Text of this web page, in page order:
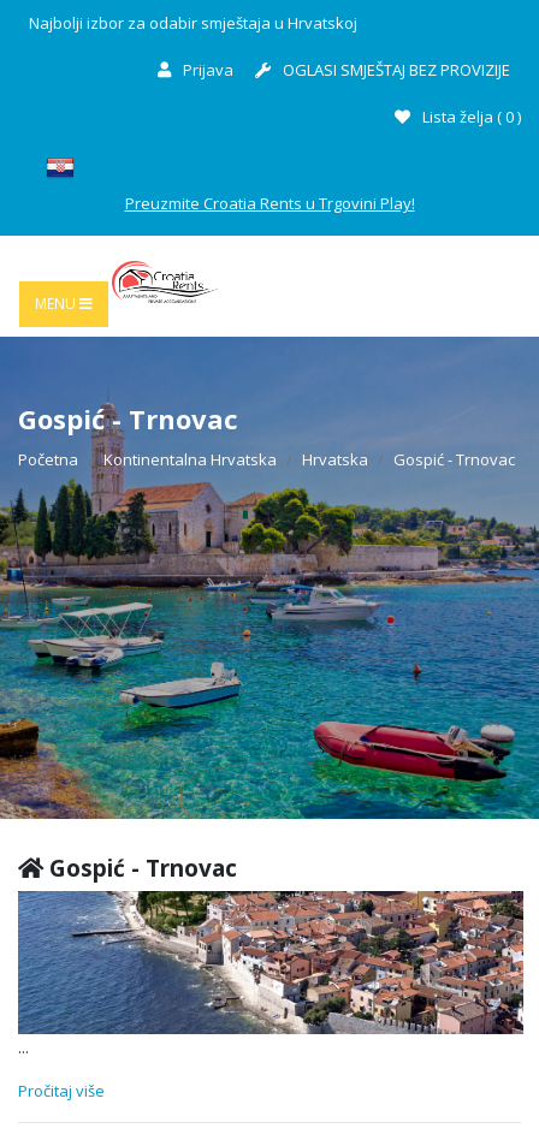
Najbolji izbor za odabir smještaja u Hrvatskoj
Prijava OGLASI SMJEŠTAJ BEZ PROVIZIJE
Lista želja (0)
Preuzmite Croatia Rents u Trgovini Play!
MENU
Gospić - Trnovac
Početna Kontinentalna Hrvatska Hrvatska Gospić - Trnovac
Gospić - Trnovac
...
Pročitaj više